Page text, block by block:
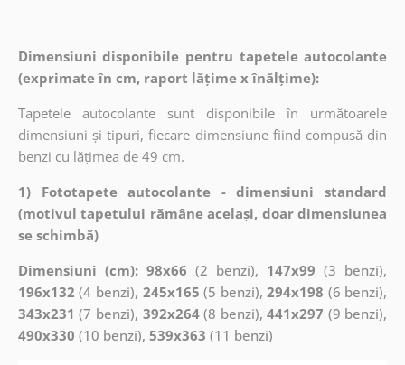
Dimensiuni disponibile pentru tapetele autocolante
(exprimate în cm, raport lățime x înălțime):
Tapetele autocolante sunt disponibile în următoarele
dimensiuni și tipuri, fiecare dimensiune fiind compusă din
benzi cu lățimea de 49 cm.
1) Fototapete autocolante - dimensiuni standard
(motivul tapetului rămâne același, doar dimensiunea
se schimbă)
Dimensiuni (cm): 98x66 (2 benzi), 147x99 (3 benzi),
196x132 (4 benzi), 245x165 (5 benzi),294x198 (6 benzi),
343x231 (7 benzi), 392x264(8 benzi),441x297 (9 benzi),
490x330 (10 benzi), 539x363 (11 benzi)